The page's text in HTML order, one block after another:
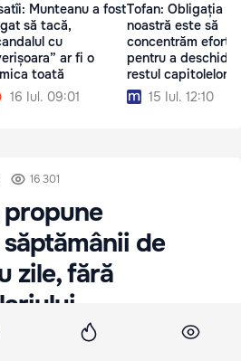
Munteanu a fost
să tacă,
cu
ar fi o
toată
16 Iul. 09:01
Tofan: Obligația
noastră este să
concentrăm
pentru a deschide
restul capitolelor
negociere
15 Iul. 12:10
16 301
propune
de
zile, fără
reducerea duratei